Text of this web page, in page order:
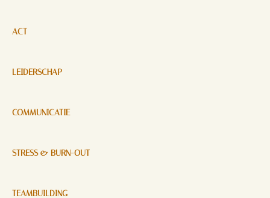
ACT
LEIDERSCHAP
COMMUNICATIE
STRESS & BURN-OUT
TEAMBUILDING